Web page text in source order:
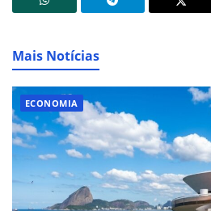
Mais Notícias
ECONOMIA